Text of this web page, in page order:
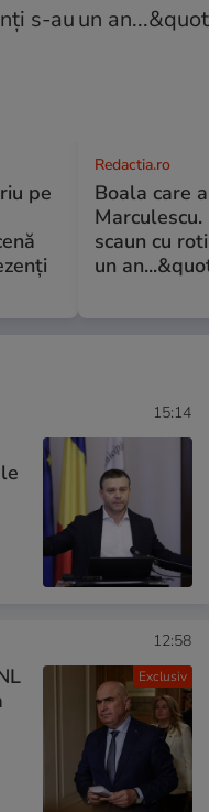
pe
Redactia.ro
Boala care
scaun cu
un
15:14
Exclusiv
12:58